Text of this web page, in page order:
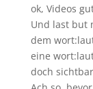
ok, Videos
Und last but
dem
eine
doch